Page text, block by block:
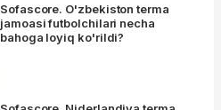
Sofascore. O'zbekiston terma
jamoasi futbolchilari necha
bahoga loyiq ko'rildi?